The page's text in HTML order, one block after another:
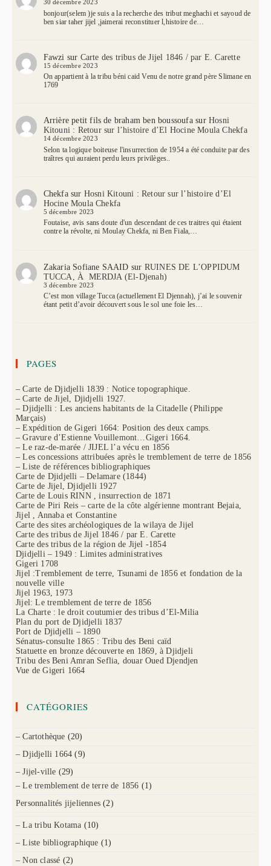
30 décembre 2023
bonjour(selem )je suis a la recherche des tribut meghachi et sayoud de
ben siar taher jijel ,jaimerai reconstituer l,histoire de…
Fawzi sur Carte des tribus de Jijel 1846 / par E. Carette
15 décembre 2023
On appartient à la tribu béni caid Venu de notre grand père Slimane en
1769
Arrière petit fils de braham ben boussoufasur Hosni
Kitouni : Retour sur l’histoire d’El Hocine Moula Chekfa
14 décembre 2023
Selon ta logique boiteuse l'insurrection de 1954 a été conduite par des
traîtres qui auraient perdu leurs privilèges..
Chekfasur Hosni Kitouni : Retour sur l’histoire d’El
Hocine Moula Chekfa
5 décembre 2023
Foutaise, avis sans doute d'un descendant de ces traitres qui étaient
contre la révolte, ni Moulay Chekfa, ni Ben Fiala,…
Zakaria Sofiane SAAID sur RUINES DE L’OPPIDUM
TUCCA, À MERDJA (El-Djenah)
3 décembre 2023
C’est mon village Tucca (actuellement El Djennah), j’ai le souvenir
étant petit d’avoir découvert sous le sol une foie les…
PAGES
– Carte de Djidjelli 1839 : Notice topographique.
– Carte de Jijel, Djidjelli 1927.
– Djidjelli : Les anciens habitants de la Citadelle (Philippe
Marçais)
– Expédition de Gigeri 1664: Position des deux camps.
– Gravure d’Estienne Vouillemont…Gigeri 1664.
– Le raz-de-marée / JIJEL l’a vécu en 1856
– Les concessions attribuées après le tremblement de terre de 1856
– Liste de références bibliographiques
Carte de Djidjelli – Delamare (1844)
Carte de Jijel, Djidjelli 1927
Carte de Louis RINN , insurrection de 1871
Carte de Piri Reis – carte de la côte algérienne montrant Bejaia,
Jijel , Annaba et Constantine
Carte des sites archéologiques de la wilaya de Jijel
Carte des tribus de Jijel 1846 / par E. Carette
Carte des tribus de la région de Jijel -1854
Djidjelli – 1949 : Limites administratives
Gigeri 1708
Jijel :Tremblement de terre, Tsunami de 1856 et fondation de la
nouvelle ville
Jijel 1963, 1973
Jijel: Le tremblement de terre de 1856
La Charte : le droit coutumier des tribus d’El-Milia
Plan du port de Djidjelli 1837
Port de Djidjelli – 1890
Sénatus-consulte 1865 : Tribu des Beni caïd
Statuette en bronze découverte en 1869, à Djidjeli
Tribu des Beni Amran Seflia, douar Oued Djendjen
Vue de Gigeri 1664
CATÉGORIES
– Cartothèque (20)
– Djidjelli 1664 (9)
– Jijel-ville (29)
– Le tremblement de terre de 1856 (1)
Personnalités jijeliennes (2)
– La tribu Kotama (10)
– Liste bibliographique (1)
– Non classé (2)